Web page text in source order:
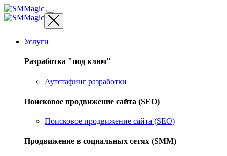
Услуги
Разработка "под ключ"
Аутстафинг разработки
Поисковое продвижение сайта (SEO)
Поисковое продвижение сайта (SEO)
Продвижение в социальных сетях (SMM)